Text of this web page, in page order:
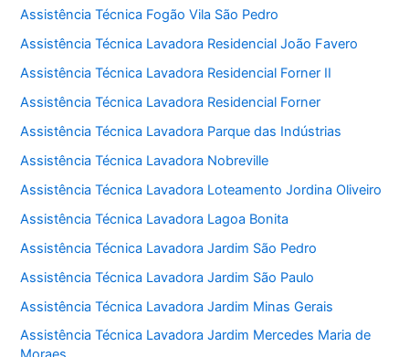
Assistência Técnica Fogão Vila São Pedro
Assistência Técnica Lavadora Residencial João Favero
Assistência Técnica Lavadora Residencial Forner II
Assistência Técnica Lavadora Residencial Forner
Assistência Técnica Lavadora Parque das Indústrias
Assistência Técnica Lavadora Nobreville
Assistência Técnica Lavadora Loteamento Jordina Oliveiro
Assistência Técnica Lavadora Lagoa Bonita
Assistência Técnica Lavadora Jardim São Pedro
Assistência Técnica Lavadora Jardim São Paulo
Assistência Técnica Lavadora Jardim Minas Gerais
Assistência Técnica Lavadora Jardim Mercedes Maria de